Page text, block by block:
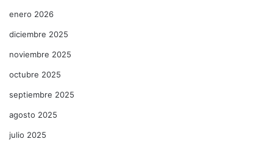
enero 2026
diciembre 2025
noviembre 2025
octubre 2025
septiembre 2025
agosto 2025
julio 2025